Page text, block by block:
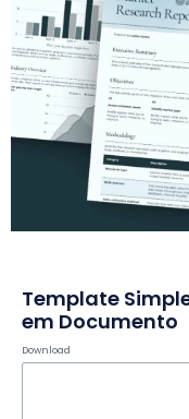
Template
em Documento
Download